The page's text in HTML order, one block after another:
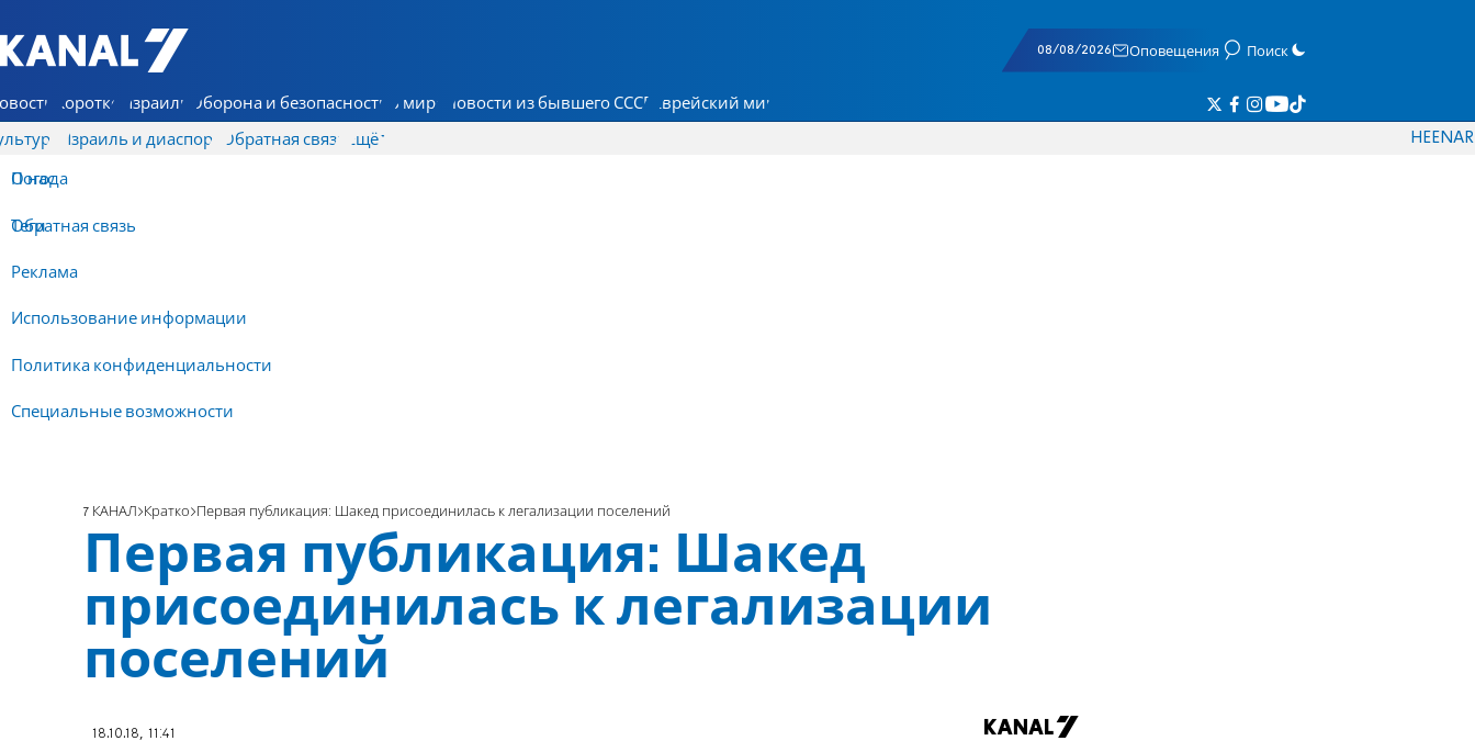
7 КАНАЛ - Аруц Шева
08/08/2026 Оповещения Поиск
Коротко Израиль Оборона и безопасность В мире Новости из бывшего СССР Еврейский мир
Израиль и диаспора Обратная связь
О нас
Обратная связь
Реклама
Использование информации
Политика конфиденциальности
Специальные возможности
Ещё
Погода
Теги
HEENAR
7 КАНАЛ Кратко Первая публикация: Шакед присоединилась к легализации поселений
Первая публикация: Шакед
присоединилась к легализации
поселений
18.10.18, 11:41